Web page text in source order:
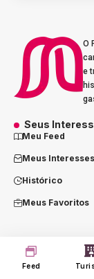
O
e
Seus
Meu Feed
Meus Interesses
Histórico
Meus Favoritos
@2023 -
Feed